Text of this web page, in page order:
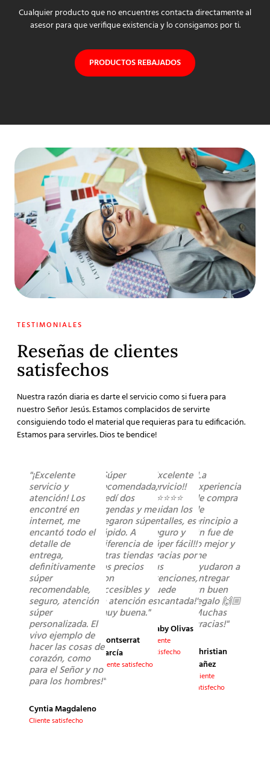
Cualquier producto que no encuentres contacta directamente al
asesor para que verifique existencia y lo consigamos por ti.
PRODUCTOS REBAJADOS
TESTIMONIALES
Reseñas de clientes
satisfechos
Nuestra razón diaria es darte el servicio como si fuera para
nuestro Señor Jesús. Estamos complacidos de servirte
consiguiendo todo el material que requieras para tu edificación.
Estamos para servirles. Dios te bendice!
"¡Excelente
servicio y
atención! Los
encontré en
internet, me
encantó todo el
detalle de
entrega,
definitivamente
súper
recomendable,
seguro, atención
súper
personalizada. El
vivo ejemplo de
hacer las cosas de
corazón, como
para el Señor y no
para los hombres!"
Cyntia Magdaleno
Cliente satisfecho
"Súper
recomendada,
pedí dos
agendas y me
llegaron súper
rápido. A
diferencia de
otras tiendas
los precios
son
accesibles y
la atención es
muy buena."
Montserrat
García
Cliente satisfecho
"Excelente
servicio!!
⭐️⭐️⭐️⭐️⭐️
cuidan los
detalles, es
seguro y
súper fácil!!
Gracias por
sus
atenciones,
quede
encantada!"
Gaby Olivas
Cliente
satisfecho
"La
experiencia
de compra
de
principio a
fin fue de
lo mejor y
me
ayudaron a
entregar
un buen
regalo 🙌🏼
Muchas
gracias!"
Christian
Yañez
Cliente
satisfecho